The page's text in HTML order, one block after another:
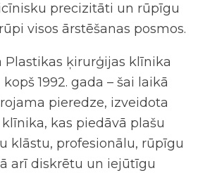
precizitāti un rūpīgu
visos ārstēšanas posmos.
Plastikas ķirurģijas klīnika
1992. gada – šai laikā
pieredze, izveidota
kas piedāvā plašu
klāstu, profesionālu, rūpīgu
arī diskrētu un iejūtīgu